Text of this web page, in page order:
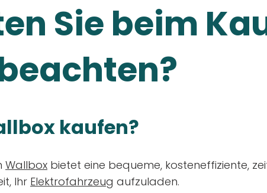
Sie beim
kaufen?
Wallbox bietet eine bequeme, kosteneffiziente,
Ihr Elektrofahrzeug aufzuladen.